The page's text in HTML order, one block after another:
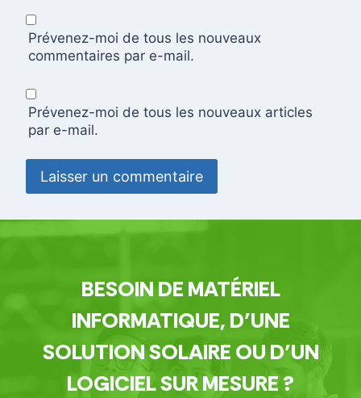
Prévenez-moi de tous les nouveaux
commentaires par e-mail.
Prévenez-moi de tous les nouveaux articles
par e-mail.
BESOIN DE MATÉRIEL
INFORMATIQUE, D’UNE
SOLUTION SOLAIRE OU D’UN
LOGICIEL SUR MESURE ?